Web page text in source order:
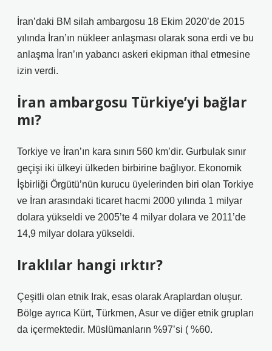
İran’daki BM silah ambargosu 18 Ekim 2020’de 2015
yılında İran’ın nükleer anlaşması olarak sona erdi ve bu
anlaşma İran’ın yabancı askeri ekipman ithal etmesine
izin verdi.
İran ambargosu Türkiye’yi bağlar
mı?
Torkiye ve İran’ın kara sınırı 560 km’dir. Gurbulak sınır
geçişi iki ülkeyi ülkeden birbirine bağlıyor. Ekonomik
İşbirliği Örgütü’nün kurucu üyelerinden biri olan Torkiye
ve İran arasındaki ticaret hacmi 2000 yılında 1 milyar
dolara yükseldi ve 2005’te 4 milyar dolara ve 2011’de
14,9 milyar dolara yükseldi.
Iraklılar hangi ırktır?
Çeşitli olan etnik Irak, esas olarak Araplardan oluşur.
Bölge ayrıca Kürt, Türkmen, Asur ve diğer etnik grupları
da içermektedir. Müslümanların %97’si ( %60.